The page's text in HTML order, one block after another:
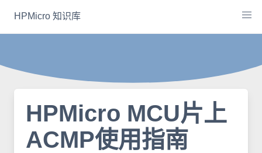
content
HPMicro 知识库
HPMicro MCU片上
ACMP使用指南